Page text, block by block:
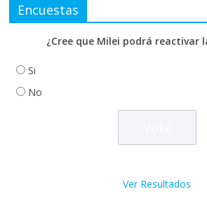
Encuestas
¿Cree que Milei podrá reactivar
Si
No
Ver Resultados